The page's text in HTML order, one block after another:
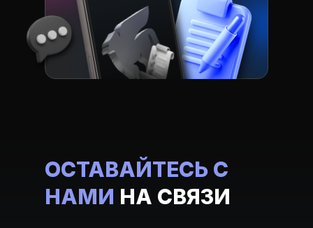
ОСТАВАЙТЕСЬ С
НАМИ НА СВЯЗИ